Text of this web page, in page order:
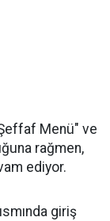
Menü" ve
rağmen,
ediyor.
giriş